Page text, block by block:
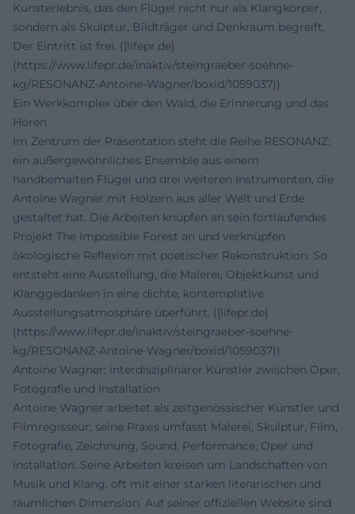
Kunsterlebnis, das den Flügel nicht nur als Klangkörper,
sondern als Skulptur, Bildträger und Denkraum begreift.
Der Eintritt ist frei. ([lifepr.de]
(https://www.lifepr.de/inaktiv/steingraeber-soehne-
kg/RESONANZ-Antoine-Wagner/boxid/1059037))
Ein Werkkomplex über den Wald, die Erinnerung und das
Hören
Im Zentrum der Präsentation steht die Reihe RESONANZ:
ein außergewöhnliches Ensemble aus einem
handbemalten Flügel und drei weiteren Instrumenten, die
Antoine Wagner mit Hölzern aus aller Welt und Erde
gestaltet hat. Die Arbeiten knüpfen an sein fortlaufendes
Projekt The Impossible Forest an und verknüpfen
ökologische Reflexion mit poetischer Rekonstruktion. So
entsteht eine Ausstellung, die Malerei, Objektkunst und
Klanggedanken in eine dichte, kontemplative
Ausstellungsatmosphäre überführt. ([lifepr.de]
(https://www.lifepr.de/inaktiv/steingraeber-soehne-
kg/RESONANZ-Antoine-Wagner/boxid/1059037))
Antoine Wagner: interdisziplinärer Künstler zwischen Oper,
Fotografie und Installation
Antoine Wagner arbeitet als zeitgenössischer Künstler und
Filmregisseur; seine Praxis umfasst Malerei, Skulptur, Film,
Fotografie, Zeichnung, Sound, Performance, Oper und
Installation. Seine Arbeiten kreisen um Landschaften von
Musik und Klang, oft mit einer starken literarischen und
räumlichen Dimension. Auf seiner offiziellen Website sind